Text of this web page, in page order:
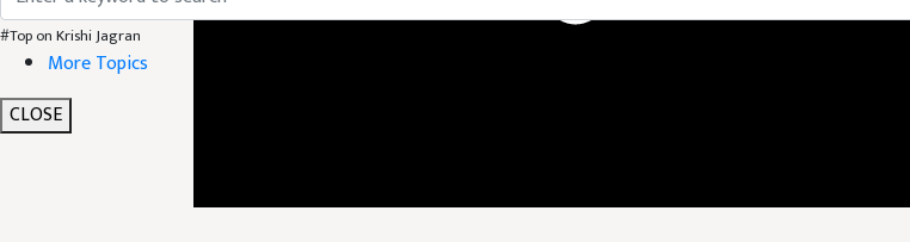
#Top on Krishi Jagran
More Topics
CLOSE